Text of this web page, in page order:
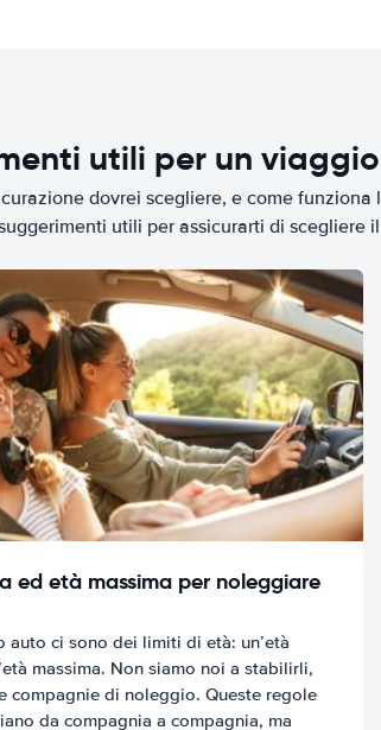
utili per un
dovrei scegliere, e come
utili per assicurarti di scegliere
ed età massima per noleggiare
auto ci sono dei limiti di età: un’età
massima. Non siamo noi a stabilirli,
compagnie di noleggio. Queste regole
da compagnia a compagnia, ma